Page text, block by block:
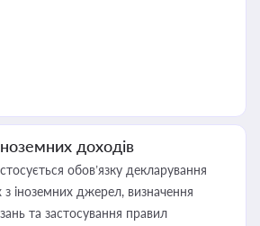
доходів
обов’язку декларування
іноземних джерел, визначення
та застосування правил